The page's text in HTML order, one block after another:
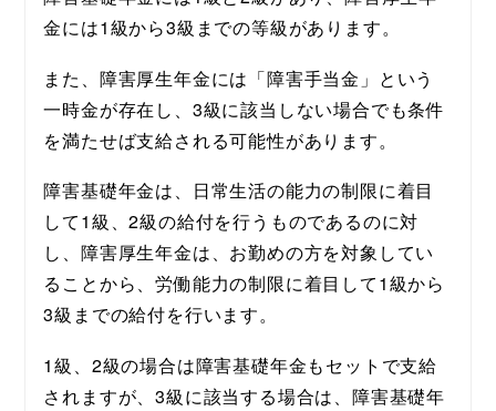
金には1級から3級までの等級があります。
また、障害厚生年金には「障害手当金」という
一時金が存在し、3級に該当しない場合でも条件
を満たせば支給される可能性があります。
障害基礎年金は、日常生活の能力の制限に着目
して1級、2級の給付を行うものであるのに対
し、障害厚生年金は、お勤めの方を対象してい
ることから、労働能力の制限に着目して1級から
3級までの給付を行います。
1級、2級の場合は障害基礎年金もセットで支給
されますが、3級に該当する場合は、障害基礎年